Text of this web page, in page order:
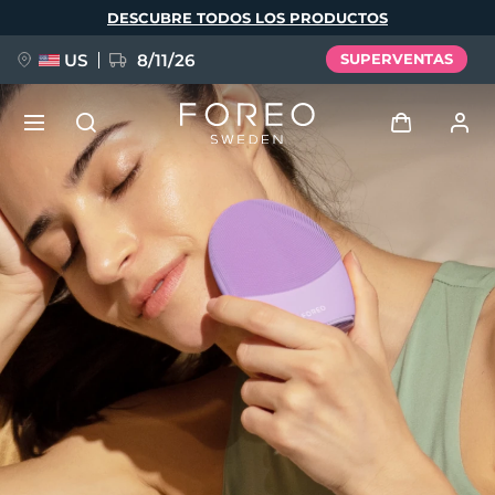
DESCUBRE TODOS LOS PRODUCTOS
US 8/11/26 SUPERVENTAS
Perfil de usuario
Mis dispositivos
Mis pedidos
Mis direcciones
Mis suscripciones
NUEVO
FAQ™ Pure Beauty-Tech Elixir
BREAKING NEWS
issa™ Teeth Whitening Set
Idioma
English Deutsch
Español
Français
Italiano
Português
Svenska
Русский
Türkçe
简体中文 繁體中文